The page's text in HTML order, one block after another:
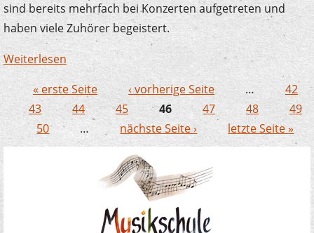
sind bereits mehrfach bei Konzerten aufgetreten und
haben viele Zuhörer begeistert.
Weiterlesen über 3000 Euro für Instrumente und
Freizeiten
Seiten
« erste Seite ‹ vorherige Seite …
42
43
44 45 46 47 48
49
50
… nächste Seite › letzte Seite »